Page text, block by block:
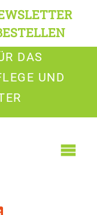
DAS
UND